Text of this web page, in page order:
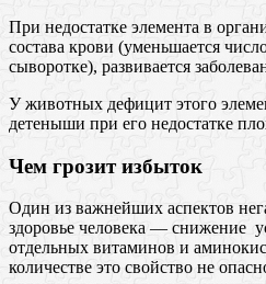
При недостатке элемента в
состава крови (уменьшается
сыворотке), развивается
У животных дефицит этого
детеныши при его недостатке
Чем грозит избыток
Один из важнейших аспектов
здоровье человека — снижение
отдельных витаминов и
количестве это свойство не